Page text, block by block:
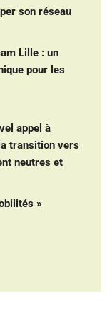
son réseau
Lille : un
pour les
appel à
transition vers
neutres et
»